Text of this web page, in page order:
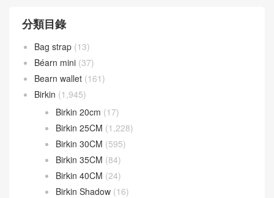
分類目錄
Bag strap (13)
Béarn mini (37)
Bearn wallet (161)
Birkin (1,945)
Birkin 20cm (17)
Birkin 25CM (1,228)
Birkin 30CM (595)
Birkin 35CM (84)
Birkin 40CM (24)
Birkin Shadow (16)